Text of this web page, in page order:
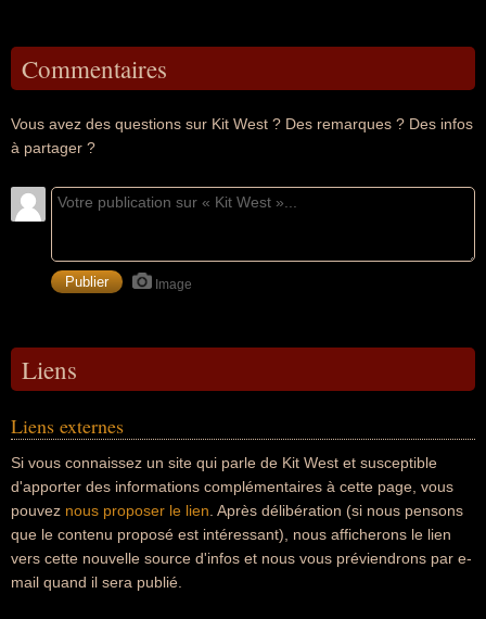
Commentaires
Vous avez des questions sur Kit West ? Des remarques ? Des infos
à partager ?
Image
Liens
Liens externes
Si vous connaissez un site qui parle de Kit West et susceptible
d'apporter des informations complémentaires à cette page, vous
pouvez nous proposer le lien . Après délibération (si nous pensons
que le contenu proposé est intéressant), nous afficherons le lien
vers cette nouvelle source d'infos et nous vous préviendrons par e-
mail quand il sera publié.